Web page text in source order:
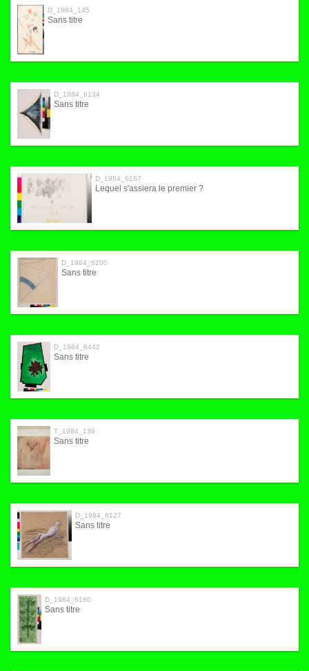
D_1984_145
Sans titre
D_1984_6134
Sans titre
D_1984_6167
Lequel s'assiera le premier ?
D_1984_6200
Sans titre
D_1984_8442
Sans titre
T_1984_136
Sans titre
D_1984_6127
Sans titre
D_1984_6160
Sans titre